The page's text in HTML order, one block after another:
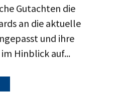
Gutachten die
an die aktuelle
und ihre
Hinblick auf...